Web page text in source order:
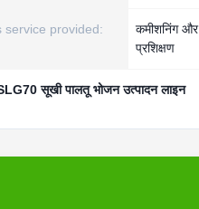
service provided:
कमीशनिंग और
प्रशिक्षण
सूखी पालतू भोजन उत्पादन लाइन